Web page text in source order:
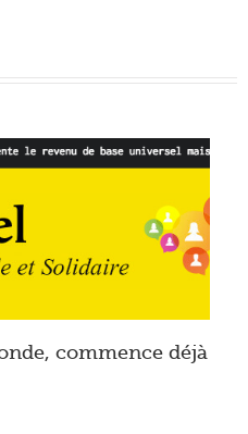
commence déjà